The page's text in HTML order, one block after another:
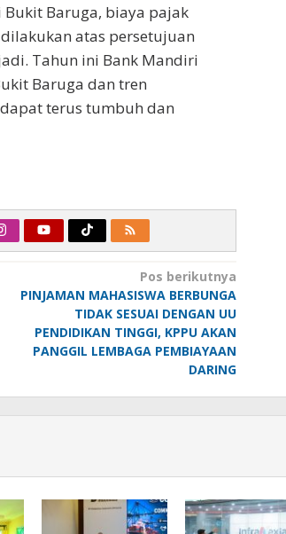
Baruga, biaya pajak
atas persetujuan
Tahun ini Bank Mandiri
Baruga dan tren
terus tumbuh dan
Pos berikutnya
PINJAMAN MAHASISWA BERBUNGA
TIDAK SESUAI DENGAN UU
PENDIDIKAN TINGGI, KPPU AKAN
PANGGIL LEMBAGA PEMBIAYAAN
DARING